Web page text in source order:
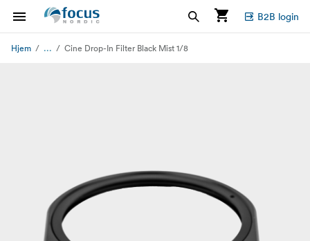
B2B login
Hjem ... Cine Drop-In Filter Black Mist 1/8